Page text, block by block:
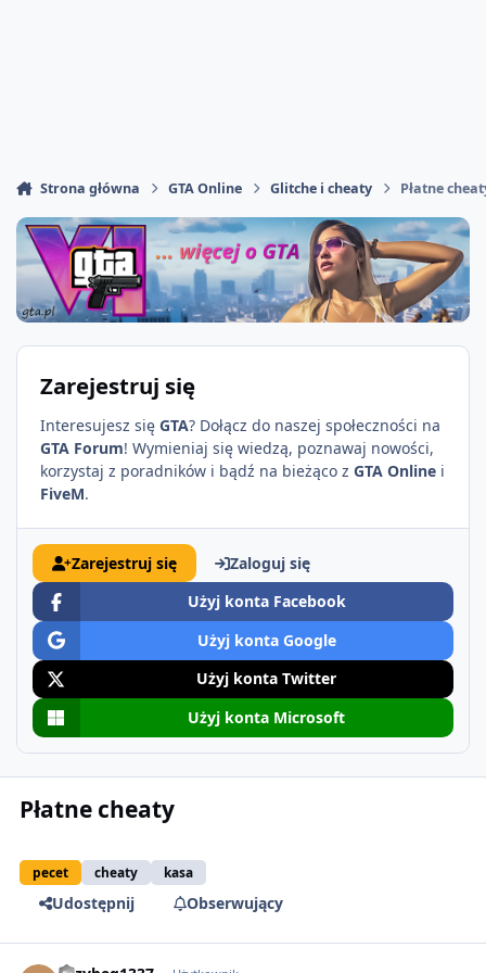
Strona główna GTA Online Glitche i cheaty Płatne
Zarejestruj się
Interesujesz się GTA? Dołącz do naszej społeczności na
GTA Forum! Wymieniaj się wiedzą, poznawaj nowości,
korzystaj z poradników i bądź na bieżąco z GTA Online i
FiveM.
Zarejestruj się
Zaloguj się
Użyj konta Facebook
Użyj konta Google
Użyj konta Twitter
Użyj konta Microsoft
Płatne cheaty
pecet cheaty kasa
Udostępnij Obserwujący